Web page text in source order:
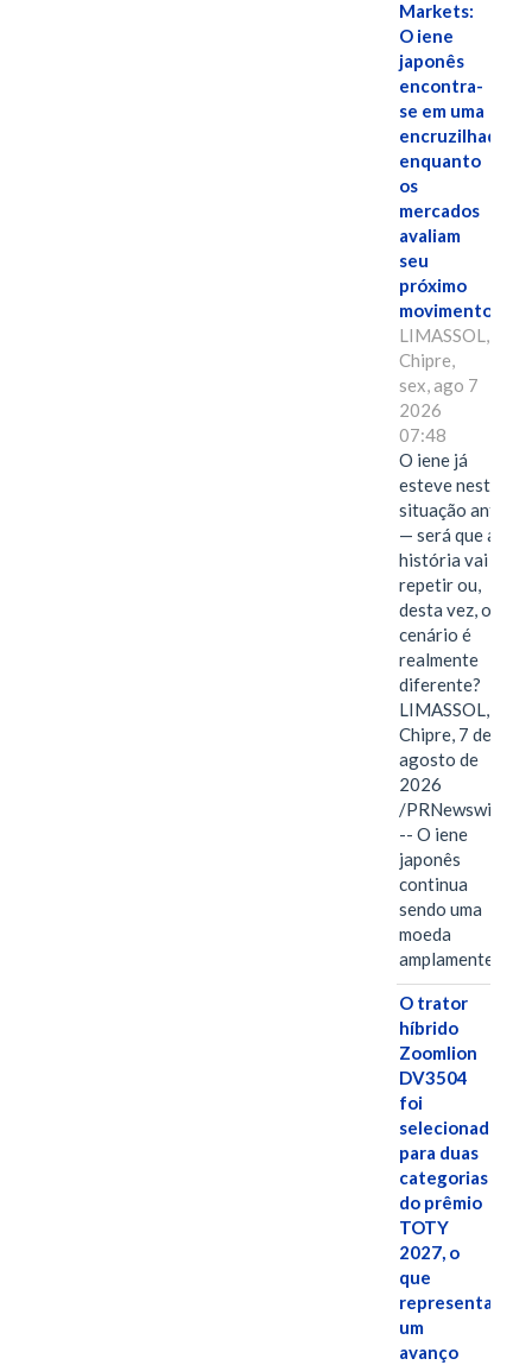
Markets:
O iene
japonês
encontra-
se em uma
encruzilhada
enquanto
os
mercados
avaliam
seu
próximo
movimento.
LIMASSOL,
Chipre,
sex, ago 7
2026
07:48
O iene já
esteve nesta
situação antes
— será que a
história vai se
repetir ou,
desta vez, o
cenário é
realmente
diferente?
LIMASSOL,
Chipre, 7 de
agosto de
2026
/PRNewswire/
-- O iene
japonês
continua
sendo uma
moeda
amplamente…
O trator
híbrido
Zoomlion
DV3504
foi
selecionado
para duas
categorias
do prêmio
TOTY
2027, o
que
representa
um
avanço